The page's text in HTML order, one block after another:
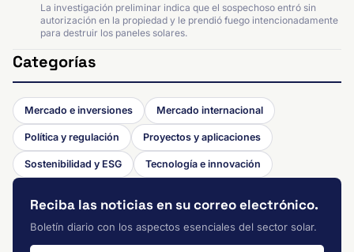
La investigación preliminar indica que el sospechoso entró sin
autorización en la propiedad y le prendió fuego intencionadamente
para destruir los paneles solares.
Categorías
Mercado e inversiones Mercado internacional
Política y regulación Proyectos y aplicaciones
Sostenibilidad y ESG Tecnología e innovación
Reciba las noticias en su correo electrónico.
Boletín diario con los aspectos esenciales del sector solar.